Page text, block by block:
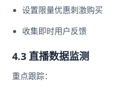
设置限量优惠刺激购买
收集即时用户反馈
4.3 直播数据监测
重点跟踪：